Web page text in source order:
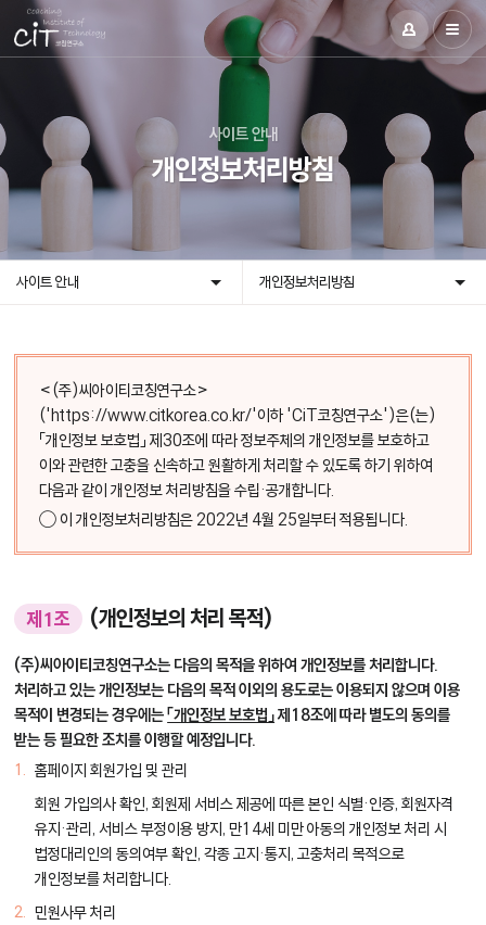
사이트 안내
개인정보처리방침
사이트 안내 개인정보처리방침
<(주)씨아이티코칭연구소>
('https://www.citkorea.co.kr/'이하 'CiT코칭연구소')은(는)
「개인정보 보호법」 제30조에 따라 정보주체의 개인정보를 보호하고
이와 관련한 고충을 신속하고 원활하게 처리할 수 있도록 하기 위하여
다음과 같이 개인정보 처리방침을 수립·공개합니다.
○ 이 개인정보처리방침은 2022년 4월 25일부터 적용됩니다.
제1조 (개인정보의 처리 목적)
(주)씨아이티코칭연구소는 다음의 목적을 위하여 개인정보를 처리합니다.
처리하고 있는 개인정보는 다음의 목적 이외의 용도로는 이용되지 않으며 이용
목적이 변경되는 경우에는「개인정보 보호법」제18조에 따라 별도의 동의를
받는 등 필요한 조치를 이행할 예정입니다.
홈페이지 회원가입 및 관리
회원 가입의사 확인, 회원제 서비스 제공에 따른 본인 식별·인증, 회원자격
유지·관리, 서비스 부정이용 방지, 만14세 미만 아동의 개인정보 처리 시
법정대리인의 동의여부 확인, 각종 고지·통지, 고충처리 목적으로
개인정보를 처리합니다.
민원사무 처리